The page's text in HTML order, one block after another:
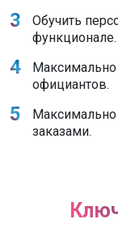
Обучить
функционале.
Максимально
официантов.
Максимально
заказами.